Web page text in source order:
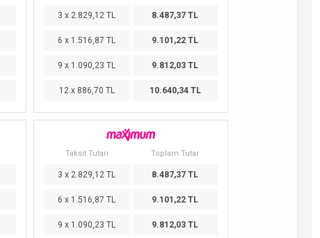
3 x 2.829,12 TL 8.487,37 TL
6 x 1.516,87 TL 9.101,22 TL
9 x 1.090,23 TL 9.812,03 TL
12 x 886,70 TL 10.640,34 TL
Taksit Tutarı Toplam Tutar
3 x 2.829,12 TL 8.487,37 TL
6 x 1.516,87 TL 9.101,22 TL
9 x 1.090,23 TL 9.812,03 TL